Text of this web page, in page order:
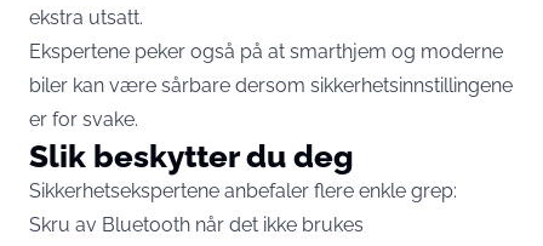
ekstra utsatt.
Ekspertene peker også på at smarthjem og moderne
biler kan være sårbare dersom sikkerhetsinnstillingene
er for svake.
Slik beskytter du deg
Sikkerhetsekspertene anbefaler flere enkle grep:
Skru av Bluetooth når det ikke brukes